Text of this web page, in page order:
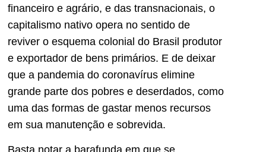
financeiro e agrário, e das transnacionais, o
capitalismo nativo opera no sentido de
reviver o esquema colonial do Brasil produtor
e exportador de bens primários. E de deixar
que a pandemia do coronavírus elimine
grande parte dos pobres e deserdados, como
uma das formas de gastar menos recursos
em sua manutenção e sobrevida.